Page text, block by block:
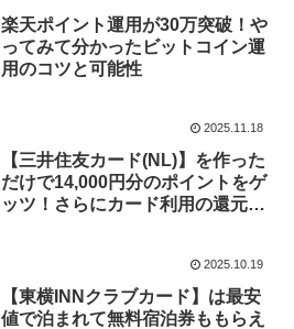
楽天ポイント運用が30万突破！や
ってみて分かったビットコイン運
用のコツと可能性
2025.11.18
【三井住友カード(NL)】を作った
だけで14,000円分のポイントをゲ
ッツ！さらにカード利用の還元率
2025.10.19
【東横INNクラブカード】は最安
値で泊まれて無料宿泊券ももらえ